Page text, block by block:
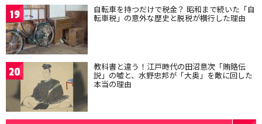
19 自転車を持つだけで税金？ 昭和まで続いた「自
転車税」の意外な歴史と脱税が横行した理由
20 教科書と違う！江戸時代の田沼意次「賄賂伝
説」の嘘と、水野忠邦が「大奥」を敵に回した
本当の理由